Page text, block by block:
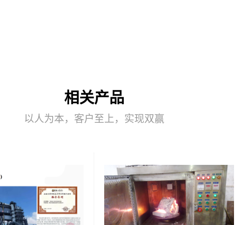
相关产品
以人为本，客户至上，实现双赢